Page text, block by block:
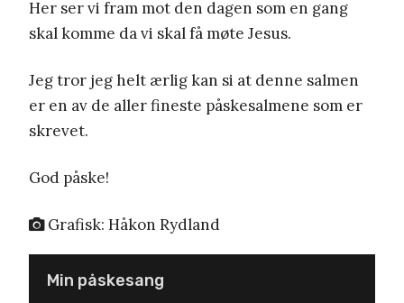
Her ser vi fram mot den dagen som en gang
skal komme da vi skal få møte Jesus.
Jeg tror jeg helt ærlig kan si at denne salmen
er en av de aller fineste påskesalmene som er
skrevet.
God påske!
Grafisk: Håkon Rydland
Min påskesang